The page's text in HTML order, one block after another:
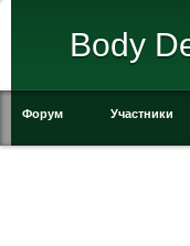
Body
Форум Участники